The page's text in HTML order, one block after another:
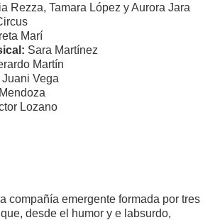
Rezza, Tamara López y Aurora Jara
Marí
Sara Martínez
Martín
Juani Vega
Lozano
compañía emergente formada por tres
desde el humor y e labsurdo,